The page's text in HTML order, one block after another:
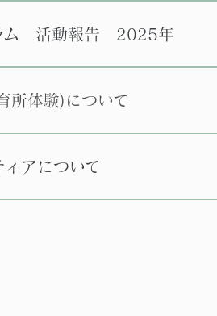
ム 活動報告 2025年
所体験)について
アについて